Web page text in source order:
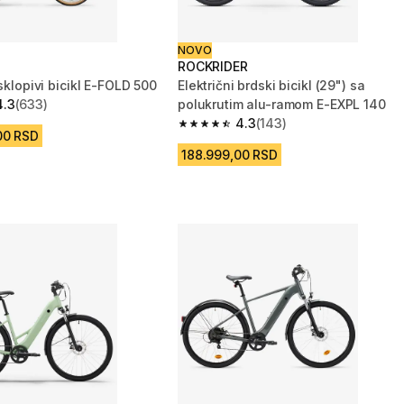
bicikl E-FOLD 500
from 633 Recenzije
(633)
RSD
NOVO
ROCKRIDER
Električni brdski bicikl (29") sa
polukrutim alu-ramom E-EXPL 140
4.3
4.3 od 5 zvezdica from 143
(143)
188.999,00 RSD